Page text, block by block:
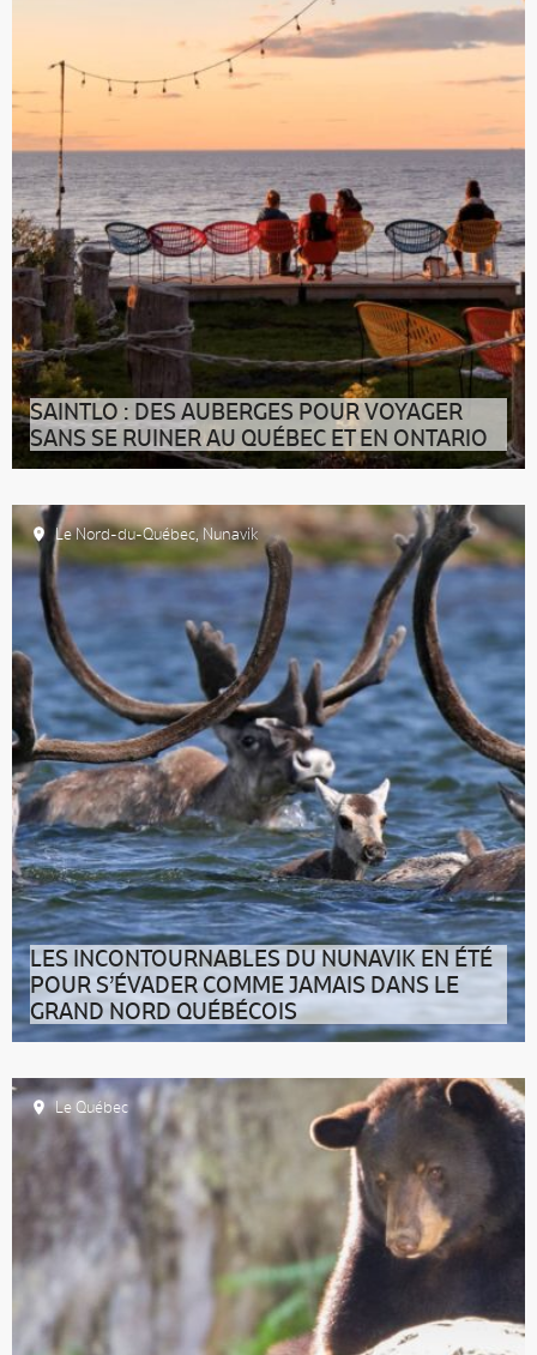
SAINTLO : DES AUBERGES POUR VOYAGER
SANS SE RUINER AU QUÉBEC ET EN ONTARIO
Le collectif Saintlo rassemble cinq auberges de
jeunesse uniques, offrant aux vo
Le Nord-du-Québec, Nunavik
LES INCONTOURNABLES DU NUNAVIK EN ÉTÉ
POUR S’ÉVADER COMME JAMAIS DANS LE
GRAND NORD QUÉBÉCOIS
Les parcs nationaux du Nunavik : votre sésame pour
vivre une terre d’aventures h
Le Québec